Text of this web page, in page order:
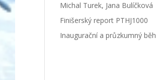
Michal Turek, Jana Bulíčková
Finišerský report PTHJ1000
Inaugurační a průzkumný běh